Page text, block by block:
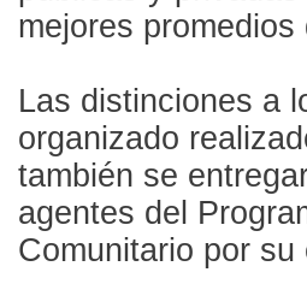
mejores
Las distinciones a
organizado
también se
agentes del
Comunitario por su